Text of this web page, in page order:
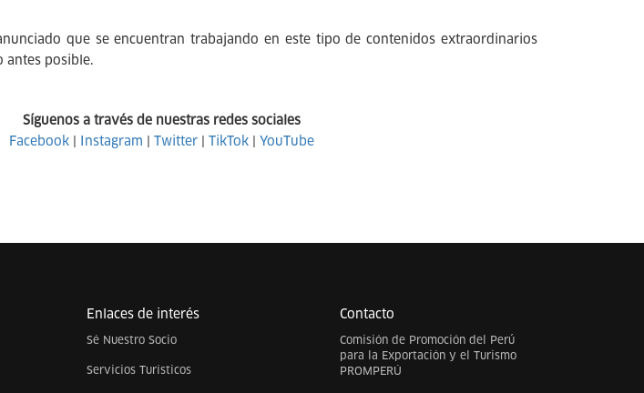
que se encuentran trabajando en este tipo de contenidos extraordinarios
antes posible.
Síguenos a través de nuestras redes sociales
Facebook| Instagram | Twitter| TikTok| YouTube
Enlaces de interés
Sé Nuestro Socio
Servicios Turísticos
Contacto
Comisión de Promoción del Perú
para la Exportación y el Turismo
PROMPERÚ